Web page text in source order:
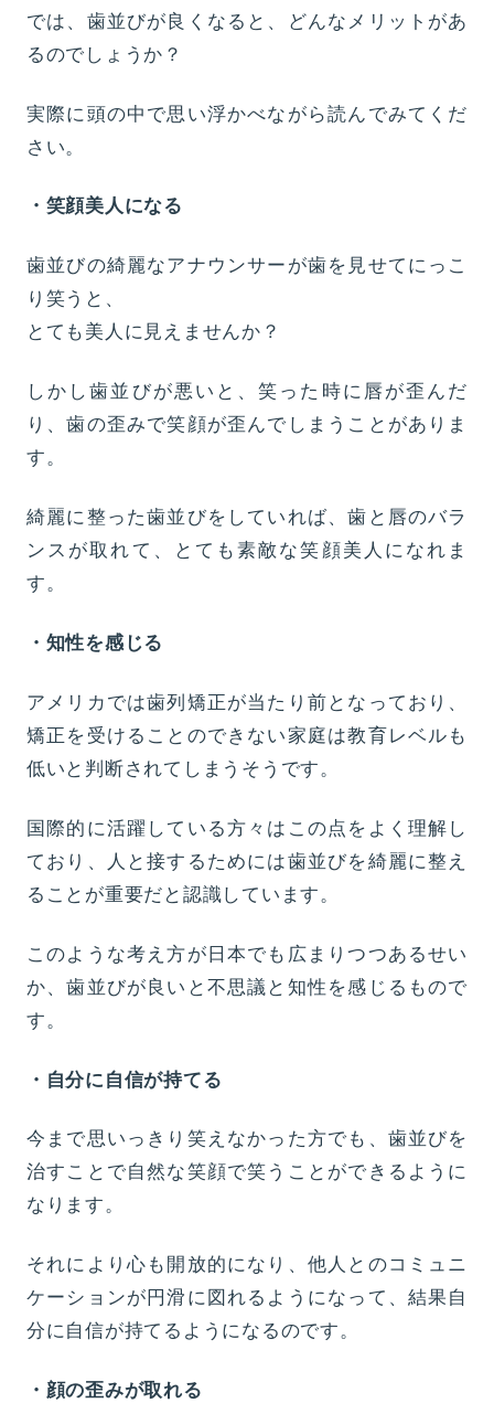
では、歯並びが良くなると、どんなメリットがあ
るのでしょうか？
実際に頭の中で思い浮かべながら読んでみてくだ
さい。
・笑顔美人になる
歯並びの綺麗なアナウンサーが歯を見せてにっこ
り笑うと、
とても美人に見えませんか？
しかし歯並びが悪いと、笑った時に唇が歪んだ
り、歯の歪みで笑顔が歪んでしまうことがありま
す。
綺麗に整った歯並びをしていれば、歯と唇のバラ
ンスが取れて、とても素敵な笑顔美人になれま
す。
・知性を感じる
アメリカでは歯列矯正が当たり前となっており、
矯正を受けることのできない家庭は教育レベルも
低いと判断されてしまうそうです。
国際的に活躍している方々はこの点をよく理解し
ており、人と接するためには歯並びを綺麗に整え
ることが重要だと認識しています。
このような考え方が日本でも広まりつつあるせい
か、歯並びが良いと不思議と知性を感じるもので
す。
・自分に自信が持てる
今まで思いっきり笑えなかった方でも、歯並びを
治すことで自然な笑顔で笑うことができるように
なります。
それにより心も開放的になり、他人とのコミュニ
ケーションが円滑に図れるようになって、結果自
分に自信が持てるようになるのです。
・顔の歪みが取れる